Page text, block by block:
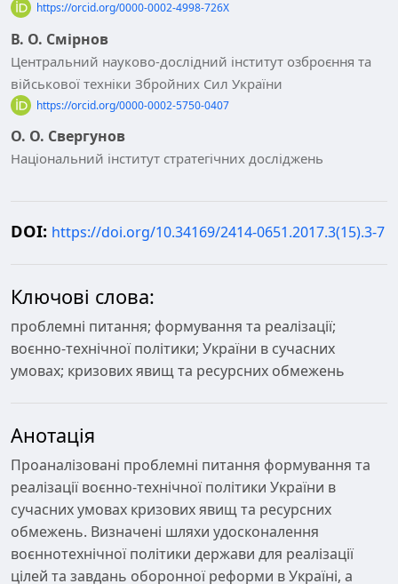
https://orcid.org/0000-0002-4998-726X
В. О. Смірнов
Центральний науково-дослідний інститут озброєння та
військової техніки Збройних Сил України
https://orcid.org/0000-0002-5750-0407
О. О. Свергунов
Національний інститут стратегічних досліджень
DOI: https://doi.org/10.34169/2414-0651.2017.3(15).3-7
Ключові слова:
проблемні питання; формування та реалізації;
воєнно-технічної політики; України в сучасних
умовах; кризових явищ та ресурсних обмежень
Анотація
Проаналізовані проблемні питання формування та
реалізації воєнно-технічної політики України в
сучасних умовах кризових явищ та ресурсних
обмежень. Визначені шляхи удосконалення
воєннотехнічної політики держави для реалізації
цілей та завдань оборонної реформи в Україні, а